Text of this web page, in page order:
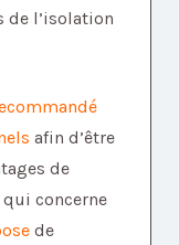
de l’isolation
afin d’être
de
qui concerne
de